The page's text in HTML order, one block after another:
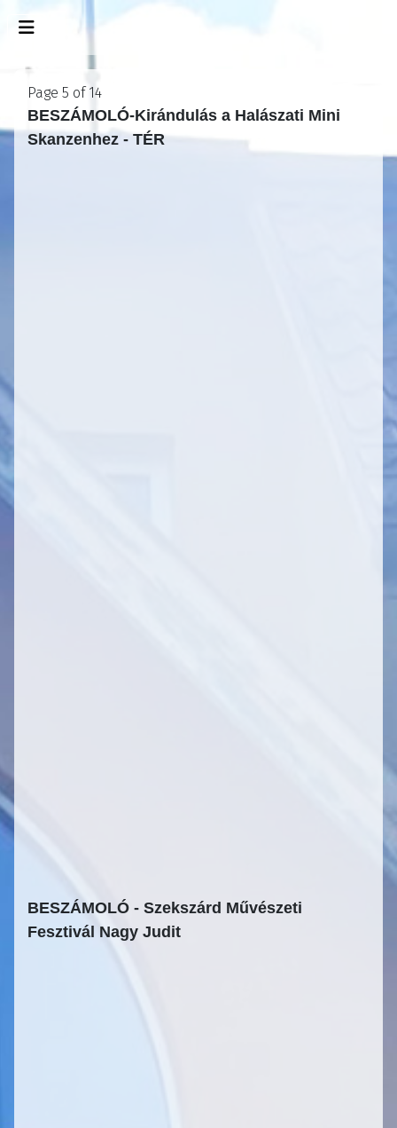
Page 5 of 14
BESZÁMOLÓ-Kirándulás a Halászati Mini
Skanzenhez - TÉR
BESZÁMOLÓ - Szekszárd Művészeti
Fesztivál Nagy Judit